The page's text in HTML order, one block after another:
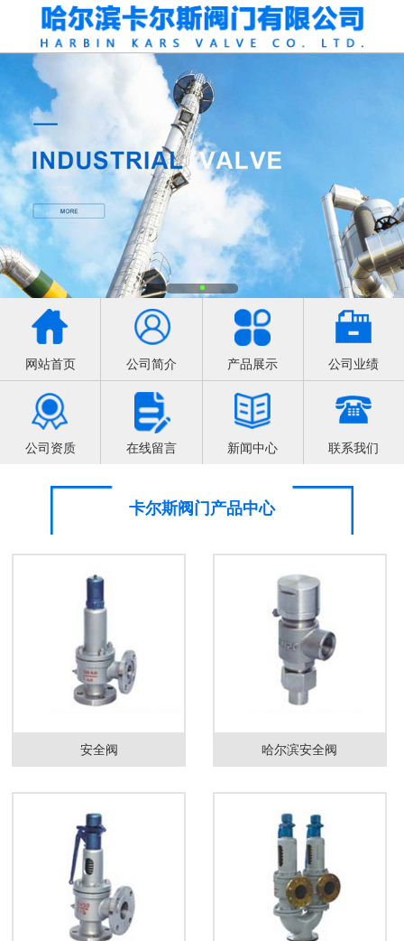
网站首页 公司简介 产品展示 公司业绩
公司资质 在线留言 新闻中心 联系我们
卡尔斯阀门产品中心
安全阀 哈尔滨安全阀